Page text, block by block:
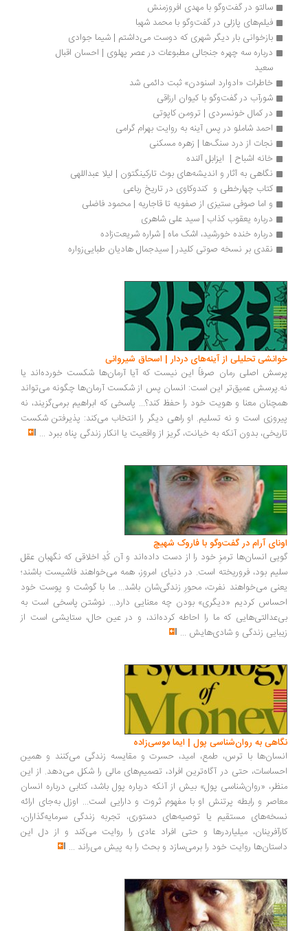
سالتو در گفت‌وگو با مهدی افروزمنش
فیلم‌های پازلی در گفت‌وگو با محمد شهبا
بازخوانی بار دیگر شهری که دوست می‌داشتم | شیما جوادی
درباره سه چهره جنجالی مطبوعات در عصر پهلوی | احسان اقبال
خاطرات «ادوارد اسنودن» ثبت دائمی شد
شورآب در گفت‌وگو با کیوان ارزاقی
در کمال خونسردی | ترومن کاپوتی
احمد شاملو در پس آینه به روایت بهرام گرامی
نجات از درد سنگ‌ها | زهره مسکنی
خانه اشباح |  ایزابل آلنده
نگاهی به آثار و اندیشه‌های بوث تارکینگتون | لیلا عبداللهی
کتاب چهارخطی و  کندوکاوی در تاریخ رباعی
و اما صوفی ستیزی از صفویه تا قاجاریه | محمود فاضلی
درباره یعقوب کذاب | سید علی شاهری
درباره خنده‌ خورشید، اشک ماه | شراره شریعت‌زاده
نقدی بر نسخه صوتی کلیدر | سیدجمال هادیان طبایی‌زواره
تحلیلی از آینه‌های دردار | اسحاق شیروانی
اصلی رمان صرفاً این نیست که آیا آرمان‌ها شکست خورده‌اند یا
عمیق‌تر این است: انسان پس از شکست آرمان‌ها چگونه می‌تواند
معنا و هویت خود را حفظ کند؟... پاسخی که ابراهیم برمی‌گزیند، نه
است و نه تسلیم. او راهی دیگر را انتخاب می‌کند: پذیرفتن شکست
بدون آنکه به خیانت، گریز از واقعیت یا انکار زندگی پناه ببرد...
آرام در گفت‌وگو با فاروک شهیچ‭
انسان‌ها ترمزِ خود را از دست داده‌اند و آن کُدِ اخلاقی که نگهبان عقل
بود، فروریخته است. در دنیای امروز، همه می‌خواهند فاشیست باشند؛
می‌خواهند نفرت، محورِ زندگی‌شان باشد... ما با گوشت و پوست خود
کردیم «دیگری» بودن چه معنایی دارد... نوشتن پاسخی است به
که ما را احاطه کرده‌اند، و در عین حال، ستایشی است از
زندگی و شادی‌هایش...
به روان‌شناسی پول | ایما موسی‌زاده
با ترس، طمع، امید، حسرت و مقایسه زندگی می‌کنند و همین
حتی در آگاه‌ترین افراد، تصمیم‌های مالی را شکل می‌دهد. از این
«روان‌شناسی پول» بیش از آنکه درباره پول باشد، کتابی درباره انسان
و رابطه پرتنش او با مفهوم ثروت و دارایی است... اوزل به‌جای ارائه
مستقیم یا توصیه‌های دستوری، تجربه زندگی سرمایه‌گذاران،
میلیاردرها و حتی افراد عادی را روایت می‌کند و از دل این
روایت خود را برمی‌سازد و بحث را به پیش می‌راند ...